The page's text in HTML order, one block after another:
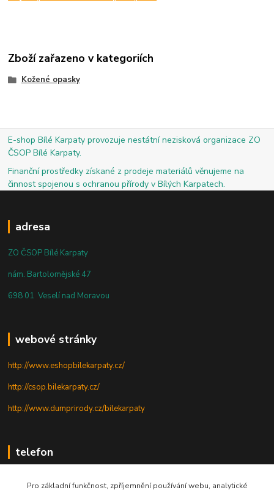
Zboží zařazeno v kategoriích
Kožené opasky
E-shop Bílé Karpaty provozuje nestátní nezisková organizace ZO
ČSOP Bílé Karpaty.
Finanční prostředky získané z prodeje materiálů věnujeme na
činnost spojenou s ochranou přírody v Bílých Karpatech.
adresa
ZO ČSOP Bílé Karpaty
nám. Bartolomějské 47
698 01 Veselí nad Moravou
webové stránky
http://www.eshopbilekarpaty.cz/
http://csop.bilekarpaty.cz/
http://www.dumprirody.cz/bilekarpaty
telefon
Pro základní funkčnost, zpříjemnění používání webu, analytické